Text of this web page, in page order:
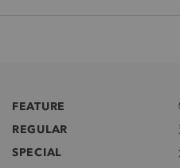
FEATURE
REGULAR
SPECIAL